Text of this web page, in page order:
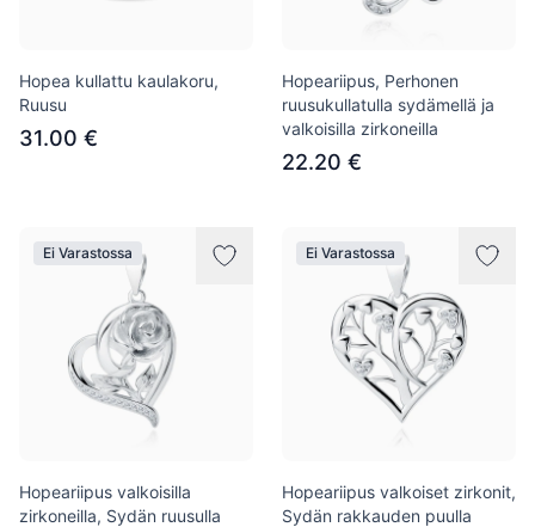
Hopea kullattu kaulakoru,
Ruusu
31.00 €
Hopeariipus, Perhonen
ruusukullatulla sydämellä ja
valkoisilla zirkoneilla
22.20 €
Ei Varastossa
Hopeariipus valkoisilla
zirkoneilla, Sydän ruusulla
Ei Varastossa
Hopeariipus valkoiset zirkonit,
Sydän rakkauden puulla